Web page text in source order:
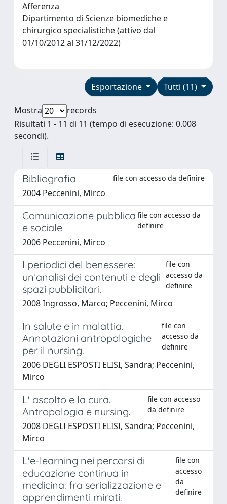
Afferenza
Dipartimento di Scienze biomediche e
chirurgico specialistiche (attivo dal
01/10/2012 al 31/12/2022)
Tutti (11)
Esportazione
Mostra
records
Risultati 1 - 11 di 11 (tempo di esecuzione: 0.008
secondi).
Bibliografia file con accesso da definire
2004 Peccenini, Mirco
Comunicazione pubblica
e sociale
file con accesso da
definire
2006 Peccenini, Mirco
I periodici del benessere:
un’analisi dei contenuti e degli
spazi pubblicitari.
file con
accesso da
definire
2008 Ingrosso, Marco; Peccenini, Mirco
In salute e in malattia.
Annotazioni antropologiche
per il nursing.
file con
accesso da
definire
2006 DEGLI ESPOSTI ELISI, Sandra; Peccenini,
Mirco
L' ascolto e la cura.
Antropologia e nursing.
file con accesso
da definire
2008 DEGLI ESPOSTI ELISI, Sandra; Peccenini,
Mirco
L'e-learning nei percorsi di
educazione continua in
medicina: fra serializzazione e
apprendimenti mirati.
file con
accesso
da
definire